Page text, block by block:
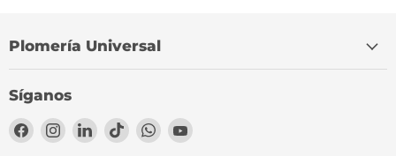
Plomería Universal
Síganos
Encuéntrenos
Encuéntrenos
Encuéntrenos
Encuéntrenos
Encuéntrenos
Encuéntrenos